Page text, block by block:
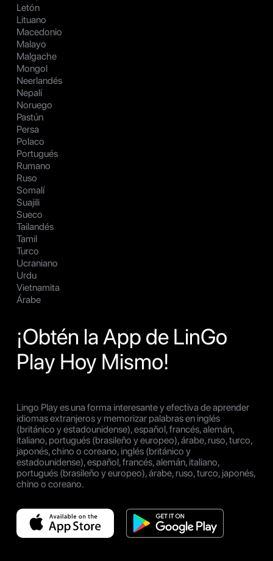
Letón
Lituano
Macedonio
Malayo
Malgache
Mongol
Neerlandés
Nepalí
Noruego
Pastún
Persa
Polaco
Portugués
Rumano
Ruso
Somalí
Suajili
Sueco
Tailandés
Tamil
Turco
Ucraniano
Urdu
Vietnamita
Árabe
¡Obtén la App de LinGo
Play Hoy Mismo!
Lingo Play es una forma interesante y efectiva de aprender
idiomas extranjeros y memorizar palabras en inglés
(británico y estadounidense), español, francés, alemán,
italiano, portugués (brasileño y europeo), árabe, ruso, turco,
japonés, chino o coreano, inglés (británico y
estadounidense), español, francés, alemán, italiano,
portugués (brasileño y europeo), árabe, ruso, turco, japonés,
chino o coreano.